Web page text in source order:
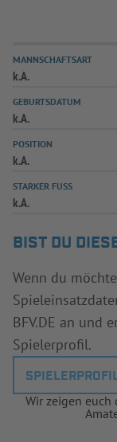
MANNSCHAFTSART
k.A.
GEBURTSDATUM
k.A.
POSITION
k.A.
STARKER FUSS
k.A.
BIST DU
Wenn du
BFV.DE an und
Spielerprofil.
Wir zeigen euch